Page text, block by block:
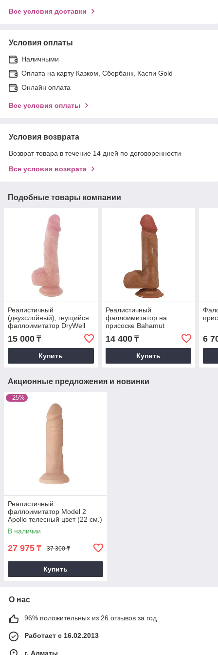
Все условия доставки
Условия оплаты
Наличными
Оплата на карту Казком, Сбербанк, Каспи Gold
Онлайн оплата
Все условия оплаты
Условия возврата
Возврат товара в течение 14 дней по договоренности
Все условия возврата
Подобные товары компании
Реалистичный
(двухслойный), гнущийся
фаллоимитатор DryWell
на присоске, 21,5 см.
15 000 ₸
Купить
Реалистичный
фаллоимитатор на
присоске Bahamut
(21,8*4,6 см) коричневый
14 400₸
Купить
6
Акционные предложения и новинки
–25%
Реалистичный
фаллоимитатор Model 2
Apollo телесный цвет (22 см.)
В наличии
27 975 ₸ 37 300 ₸
Купить
О нас
96% положительных из 26 отзывов за год
Работает с 16.02.2013
г. Алматы